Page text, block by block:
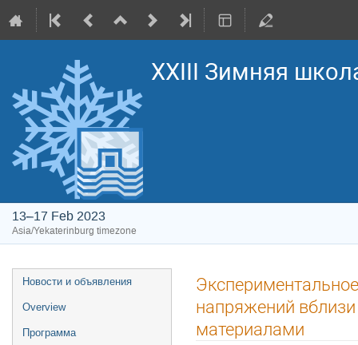
XXIII Зимняя
13–17 Feb 2023
Asia/Yekaterinburg timezone
Event
menu
Новости и объявления
Overview
Программа
напряжений
материалами